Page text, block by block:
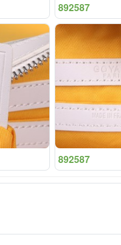
892587
892587